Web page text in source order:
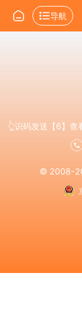
导航
👆识码发送【6】
© 2008-